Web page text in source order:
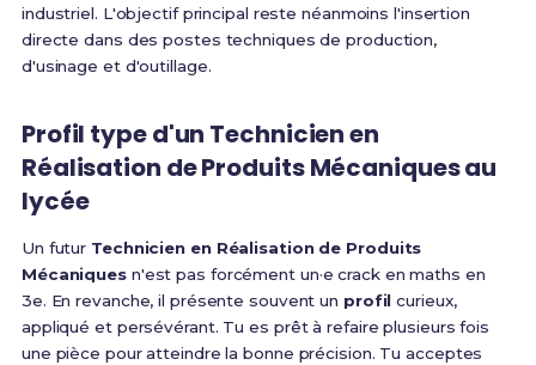
industriel. L'objectif principal reste néanmoins l'insertion
directe dans des postes techniques de production,
d'usinage et d'outillage.
Profil type d'un Technicien en
Réalisation de Produits Mécaniques au
lycée
Un futur Technicien en Réalisation de Produits
Mécaniquesn'est pas forcément un·e crack en maths en
3e. En revanche, il présente souvent un profil curieux,
appliqué et persévérant. Tu es prêt à refaire plusieurs fois
une pièce pour atteindre la bonne précision. Tu acceptes